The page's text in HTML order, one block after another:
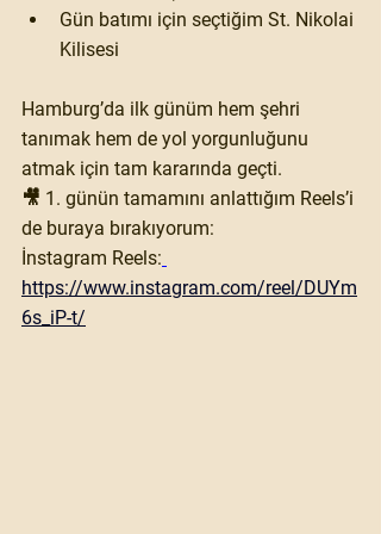
Gün batımı için seçtiğim St. Nikolai
Kilisesi
Hamburg’da ilk günüm hem şehri
tanımak hem de yol yorgunluğunu
atmak için tam kararında geçti.
🎥 1. günün tamamını anlattığım Reels’i
de buraya bırakıyorum:
İnstagram Reels:
https://www.instagram.com/reel/DUYm
6s_iP-t/